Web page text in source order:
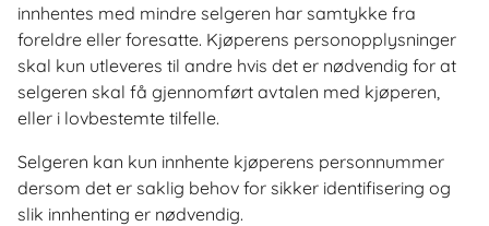
innhentes med mindre selgeren har samtykke fra
foreldre eller foresatte. Kjøperens personopplysninger
skal kun utleveres til andre hvis det er nødvendig for at
selgeren skal få gjennomført avtalen med kjøperen,
eller i lovbestemte tilfelle.
Selgeren kan kun innhente kjøperens personnummer
dersom det er saklig behov for sikker identifisering og
slik innhenting er nødvendig.